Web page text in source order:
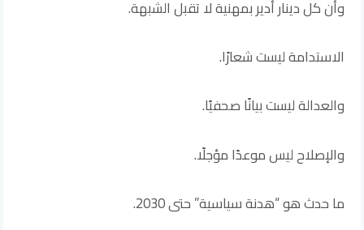
وأن كل دينار أُدير بمهنية لا تقبل الشبهة.
الاستدامة ليست شعارًا.
والعدالة ليست بيانًا صحفيًا.
والإصلاح ليس موعدًا مؤجلًا.
ما حدث هو “هدنة سياسية” حتى 2030.